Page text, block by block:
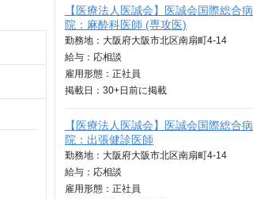
【医療法人医誠会】医誠会国際総合病
院：麻酔科医師 (専攻医)
勤務地：大阪府大阪市北区南扇町4-14
給与： 応相談
雇用形態：正社員
掲載日： 30+日 前に掲載
【医療法人医誠会】医誠会国際総合病
院：出張健診医師
勤務地：大阪府大阪市北区南扇町4-14
給与： 応相談
雇用形態：正社員